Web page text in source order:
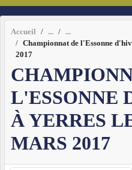
Accueil
Championnat de l'Essonne
2017
L'ESSONNE
À YERRES
MARS 2017